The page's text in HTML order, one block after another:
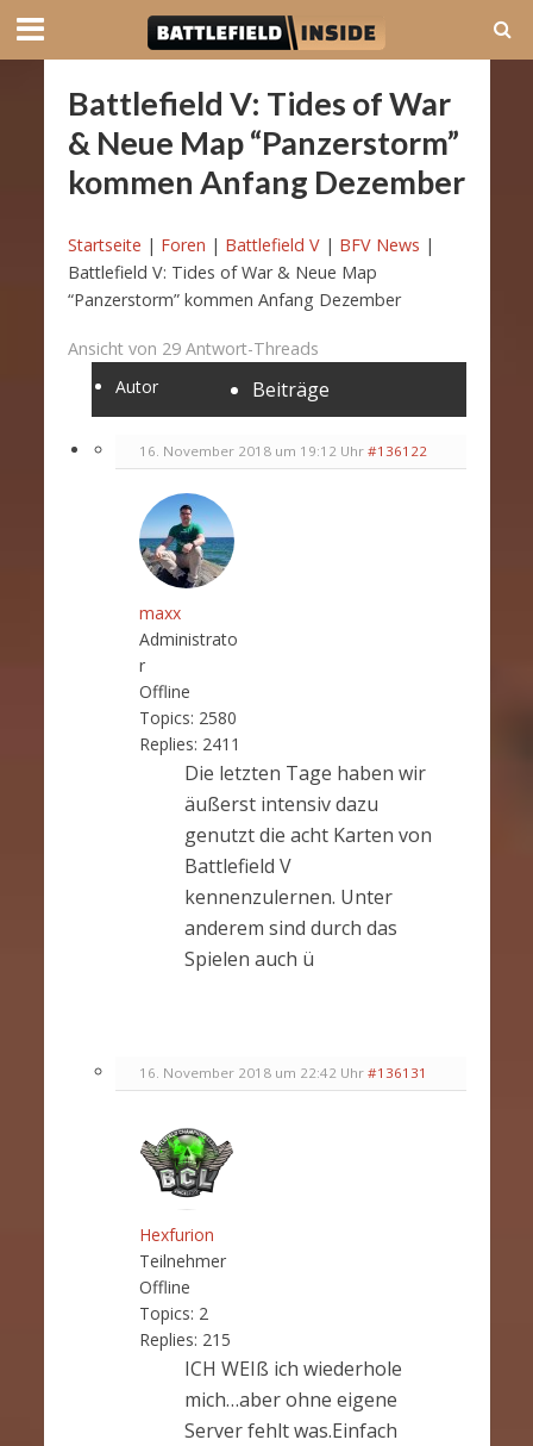
Battlefield V: Tides of War
& Neue Map “Panzerstorm”
kommen Anfang Dezember
Startseite | Foren | Battlefield V | BFV News |
Battlefield V: Tides of War & Neue Map
“Panzerstorm” kommen Anfang Dezember
Ansicht von 29 Antwort-Threads
Autor
Beiträge
16. November 2018 um 19:12 Uhr #136122
maxx
Administrato
r
Offline
Topics: 2580
Replies: 2411
Die letzten Tage haben wir
äußerst intensiv dazu
genutzt die acht Karten von
Battlefield V
kennenzulernen. Unter
anderem sind durch das
Spielen auch ü
16. November 2018 um 22:42 Uhr #136131
Hexfurion
Teilnehmer
Offline
Topics: 2
Replies: 215
ICH WEIß ich wiederhole
mich…aber ohne eigene
Server fehlt was.Einfach